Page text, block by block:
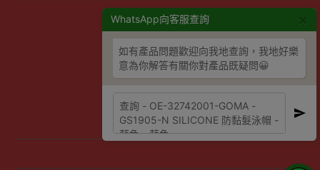
WhatsApp向客服查詢
如有產品問題歡迎向我地查詢，我地好樂
意為你解答有關你對產品既疑問😀
其他資訊
隱私權及條款聲明
保養條款及更換政策
條款及細則
網站地圖